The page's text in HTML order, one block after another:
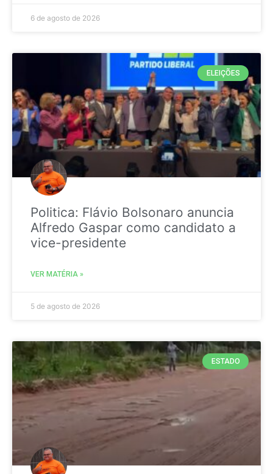
6 de agosto de 2026
ELEIÇÕES
Politica: Flávio Bolsonaro anuncia
Alfredo Gaspar como candidato a
vice-presidente
VER MATÉRIA »
5 de agosto de 2026
ESTADO